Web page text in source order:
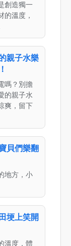
創造獨一
的溫度，
親子水樂
嗎？別擔
的親子水
爽，留下
貝們樂翻
地方，小
埂上笑開
溫度，體